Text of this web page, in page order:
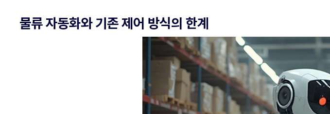
물류 자동화와 기존 제어 방식의 한계